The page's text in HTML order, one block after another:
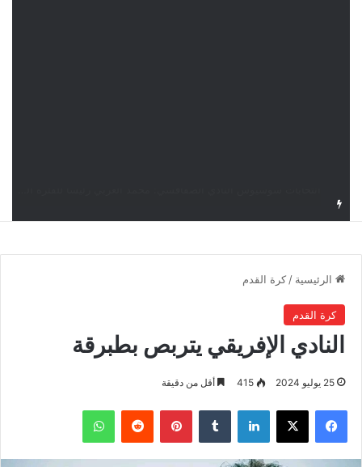
الرئيسية / كرة القدم
كرة القدم
النادي الإفريقي يتربص بطبرقة
25 يوليو 2024 415 أقل من دقيقة
فيسبوك ‫X لينكدإن بينتيريست واتساب